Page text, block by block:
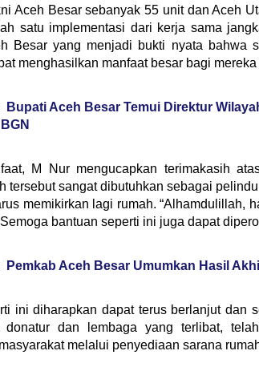
Aceh Besar sebanyak 55 unit dan Aceh
satu implementasi dari kerja sama
Besar yang menjadi bukti nyata bahwa
menghasilkan manfaat besar bagi
Bupati Aceh Besar Temui Direktur
M Nur mengucapkan terimakasih
tersebut sangat dibutuhkan sebagai
memikirkan lagi rumah. “Alhamdulillah,
bantuan seperti ini juga dapat
Pemkab Aceh Besar Umumkan Hasil
ini diharapkan dapat terus berlanjut dan
donatur dan lembaga yang terlibat,
melalui penyediaan sarana